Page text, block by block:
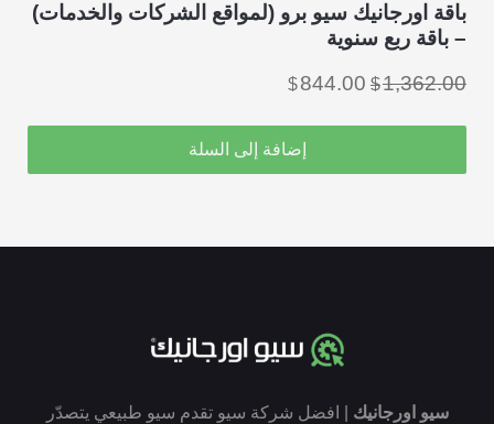
باقة اورجانيك سيو برو (لمواقع الشركات والخدمات)
– باقة ربع سنوية
$1,362.00
السعر
$844.00
السعر
$844.00.
إضافة إلى السلة
سيو اورجانيك | افضل شركة سيو تقدم سيو طبيعي يتصدّر